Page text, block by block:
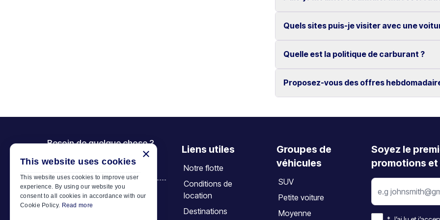
Non, tous nos véhicules bénéficient du
Oui, les modifications et annulations sont
L’annulation doit être effectuée au moins 2
Quels sites puis-je visiter avec une
Découvrez des lieux emblématiques tels
Quelle est la politique de carburant ?
Le véhicule doit être restitué avec le même
Proposez-vous des offres
Oui, nous proposons des tarifs
Besoin de quelque chose ?
Appelez-nous
+30 6944 833 391
Car Motor Plan
Liens utiles
Notre flotte
Conditions de
location
Destinations
Groupes de
véhicules
SUV
Petite voiture
Moyenne
Soyez le
promotions
×
This website uses cookies
This website uses cookies to improve user
experience. By using our website you
consent to all cookies in accordance with our
Cookie Policy. Read more